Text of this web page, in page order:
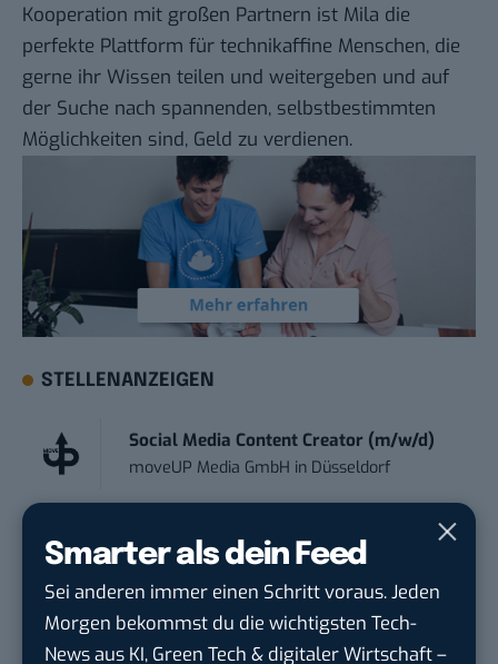
Smarter als dein Feed
Sei anderen immer einen Schritt voraus. Jeden
Morgen bekommst du die wichtigsten Tech-
News aus KI, Green Tech & digitaler Wirtschaft –
Kooperation mit großen Partnern ist Mila die
perfekte Plattform für technikaffine Menschen, die
gerne ihr Wissen teilen und weitergeben und auf
der Suche nach spannenden, selbstbestimmten
Möglichkeiten sind, Geld zu verdienen.
STELLENANZEIGEN
Social Media Content Creator (m/w/d)
moveUP Media GmbH in Düsseldorf
touristische...
trendtours Holding GmbHinEschborn
Marketing Manager – Content